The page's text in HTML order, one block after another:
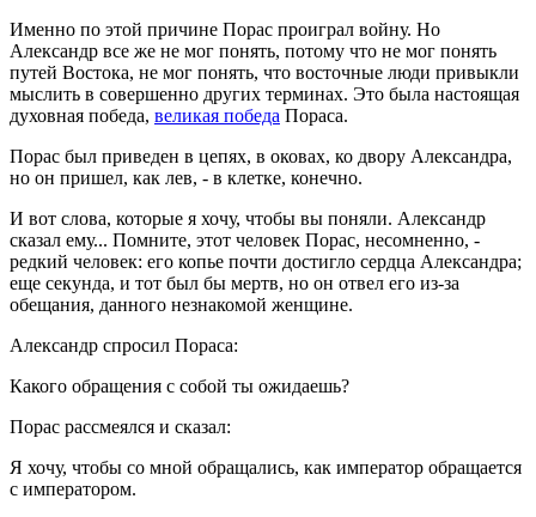
Именно по этой причине Порас проиграл войну. Но
Александр все же не мог понять, потому что не мог понять
путей Востока, не мог понять, что восточные люди привыкли
мыслить в совершенно других терминах. Это была настоящая
духовная победа, великая победа Пораса.
Порас был приведен в цепях, в оковах, ко двору Александра,
но он пришел, как лев, - в клетке, конечно.
И вот слова, которые я хочу, чтобы вы поняли. Александр
сказал ему... Помните, этот человек Порас, несомненно, -
редкий человек: его копье почти достигло сердца Александра;
еще секунда, и тот был бы мертв, но он отвел его из-за
обещания, данного незнакомой женщине.
Александр спросил Пораса:
Какого обращения с собой ты ожидаешь?
Порас рассмеялся и сказал:
Я хочу, чтобы со мной обращались, как император обращается
с императором.